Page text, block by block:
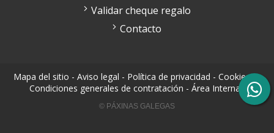
Validar cheque regalo
Contacto
Mapa del sitio - Aviso legal - Política de privacidad - Cookies-
Condiciones generales de contratación - Área Interna
© PÁXINAS GALEGAS